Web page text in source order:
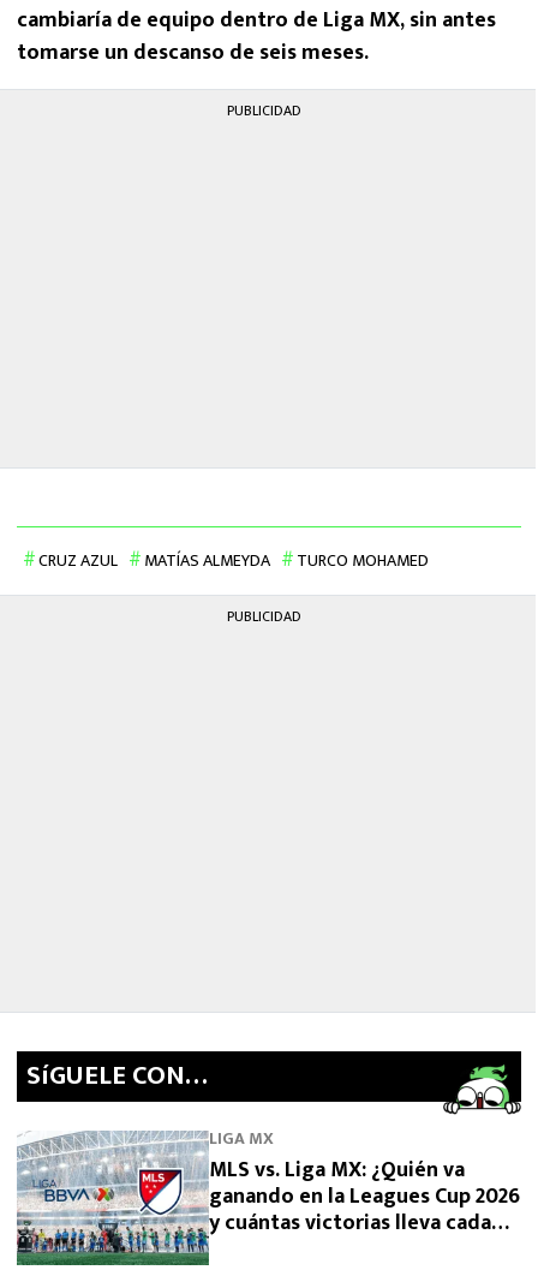
cambiaría de equipo dentro de Liga MX, sin antes
tomarse un descanso de seis meses.
PUBLICIDAD
CRUZ AZUL MATÍAS ALMEYDA TURCO MOHAMED
PUBLICIDAD
SíGUELE CON…
LIGA MX
MLS vs. Liga MX: ¿Quién va
ganando en la Leagues Cup 2026
y cuántas victorias lleva cada